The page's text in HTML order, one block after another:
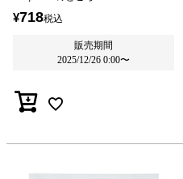
¥718税込
販売期間
2025/12/26 0:00〜